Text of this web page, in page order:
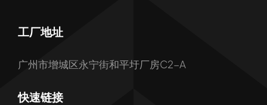
工厂地址
广州市增城区永宁街和平圩厂房C2-A
快速链接